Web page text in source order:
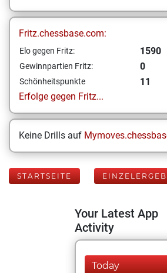
Fritz.chessbase.com:
Elo gegen Fritz: 1590
Gewinnpartien Fritz: 0
Schönheitspunkte
11
Erfolge gegen Fritz...
Keine Drills auf
STARTSEITE
Your Latest App
Activity
Today